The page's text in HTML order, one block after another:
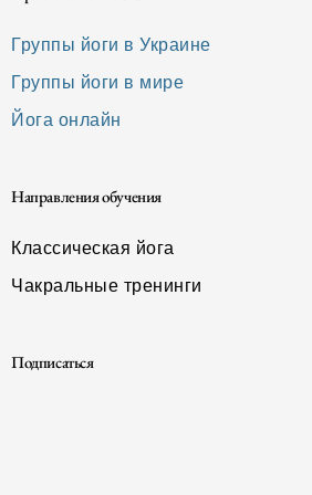
Группы йоги в Украине
Группы йоги в мире
Йога онлайн
Направления обучения
Классическая йога
Чакральные тренинги
Подписаться